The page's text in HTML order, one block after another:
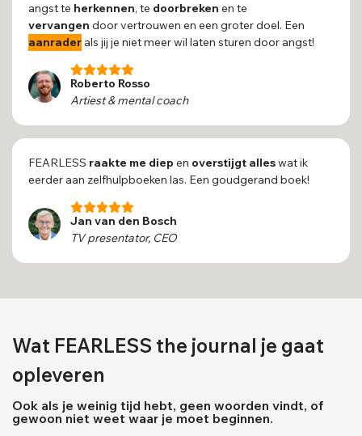
angst te herkennen, te doorbreken en te
vervangen door vertrouwen en een groter doel. Een
aanrader als jij je niet meer wil laten sturen door angst!
Roberto Rosso
Artiest & mental coach
FEARLESS raakte me diep en overstijgt alleswat ik
eerder aan zelfhulpboeken las. Een goudgerand boek!
Jan van den Bosch
TV presentator, CEO
Wat FEARLESS the journal je gaat
opleveren
Ook als je weinig tijd hebt, geen woorden vindt, of
gewoon niet weet waar je moet beginnen.